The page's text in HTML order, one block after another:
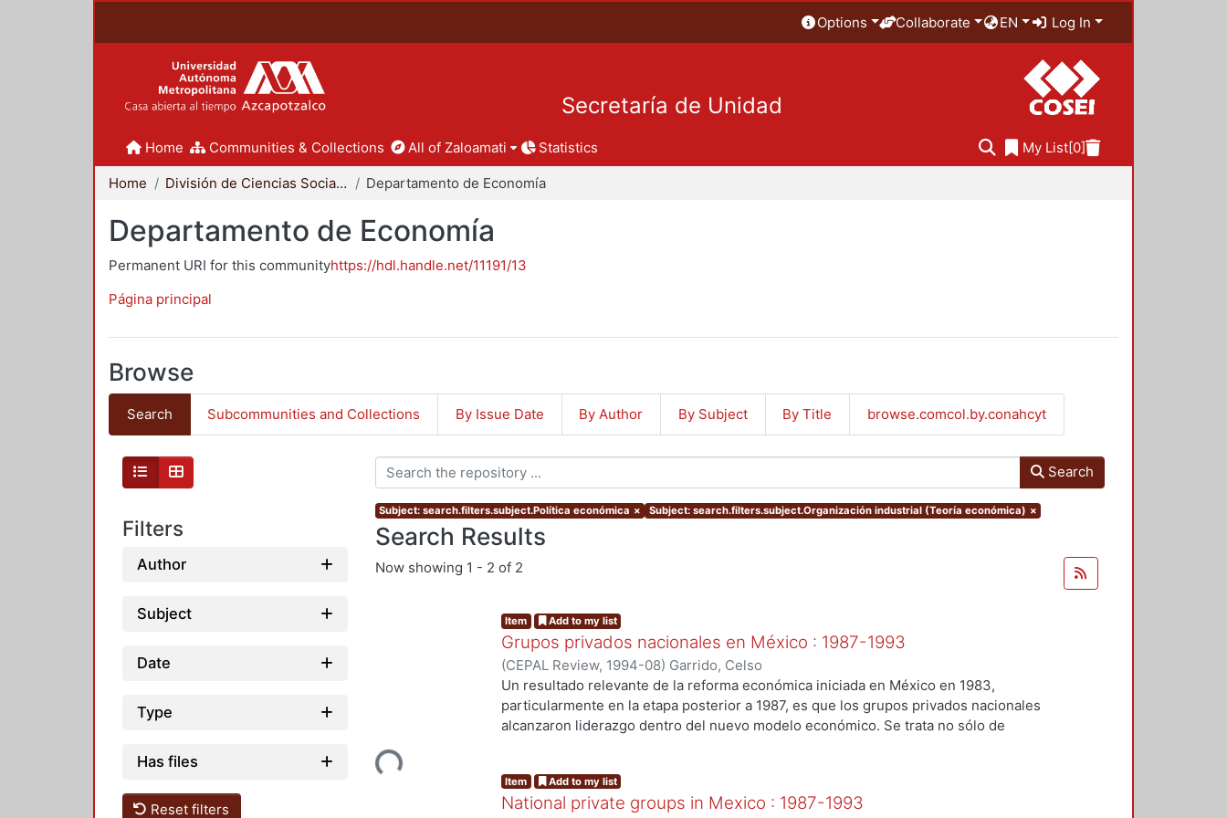
Options Collaborate EN Log In
Secretaría de Unidad
Home Communities & Collections All of Zaloamati Statistics My List[0]
Home División de Ciencias Sociales y Humanidades Departamento de Economía
Departamento de Economía
Permanent URI for this communityhttps://hdl.handle.net/11191/13
Página principal
Browse
Search Subcommunities and Collections By Issue Date By Author By Subject By Title browse.comcol.by.conahcyt
Filters
Author
Subject
Date
Type
Has files
Reset filters
Search
Subject: search.filters.subject.Política económica × Subject: search.filters.subject.Organización industrial (Teoría económica) ×
Search Results
Now showing 1 - 2 of 2
Loading...
Item Add to my list
Grupos privados nacionales en México : 1987-1993
(CEPAL Review, 1994-08) Garrido, Celso
Un resultado relevante de la reforma económica iniciada en México en 1983,
particularmente en la etapa posterior a 1987, es que los grupos privados nacionales
alcanzaron liderazgo dentro del nuevo modelo económico. Se trata no sólo de
alcanzar un peso determinante en la economía nacional. El nuevo liderazgo de
grupos privados nacionales mexicanos es producto de las estrategias que
Item Add to my list
National private groups in Mexico : 1987-1993